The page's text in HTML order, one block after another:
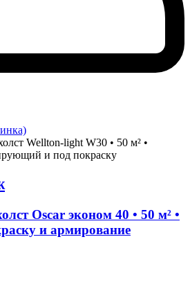
Wellton-light W30 • 50 м² •
и под покраску
Oscar эконом 40 • 50 м² •
и армирование